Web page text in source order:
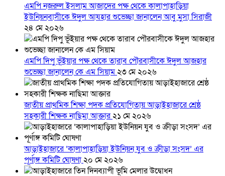
এমপি নজরুল ইসলাম আজাদের পক্ষ থেকে কালাপাহাড়িয়া
ইউনিয়নবাসীকে ঈদুল আযহার শুভেচ্ছা জানালেন আবু মুসা সিরাজী
২৪ মে ২০২৬
এমপি দিপু ভূঁইয়ার পক্ষ থেকে তারাব পৌরবাসীকে ঈদুল আজহার
শুভেচ্ছা জানালেন কে এম সিয়াম২৩ মে ২০২৬
জাতীয় প্রাথমিক শিক্ষা পদক প্রতিযোগিতায় আড়াইহাজারে শ্রেষ্ঠ
সহকারী শিক্ষক নাছিমা আক্তার২১ মে ২০২৬
আড়াইহাজারে ‘কালাপাহাড়িয়া ইউনিয়ন যুব ও ক্রীড়া সংসদ’ এর
পূর্ণাঙ্গ কমিটি ঘোষণা২০ মে ২০২৬